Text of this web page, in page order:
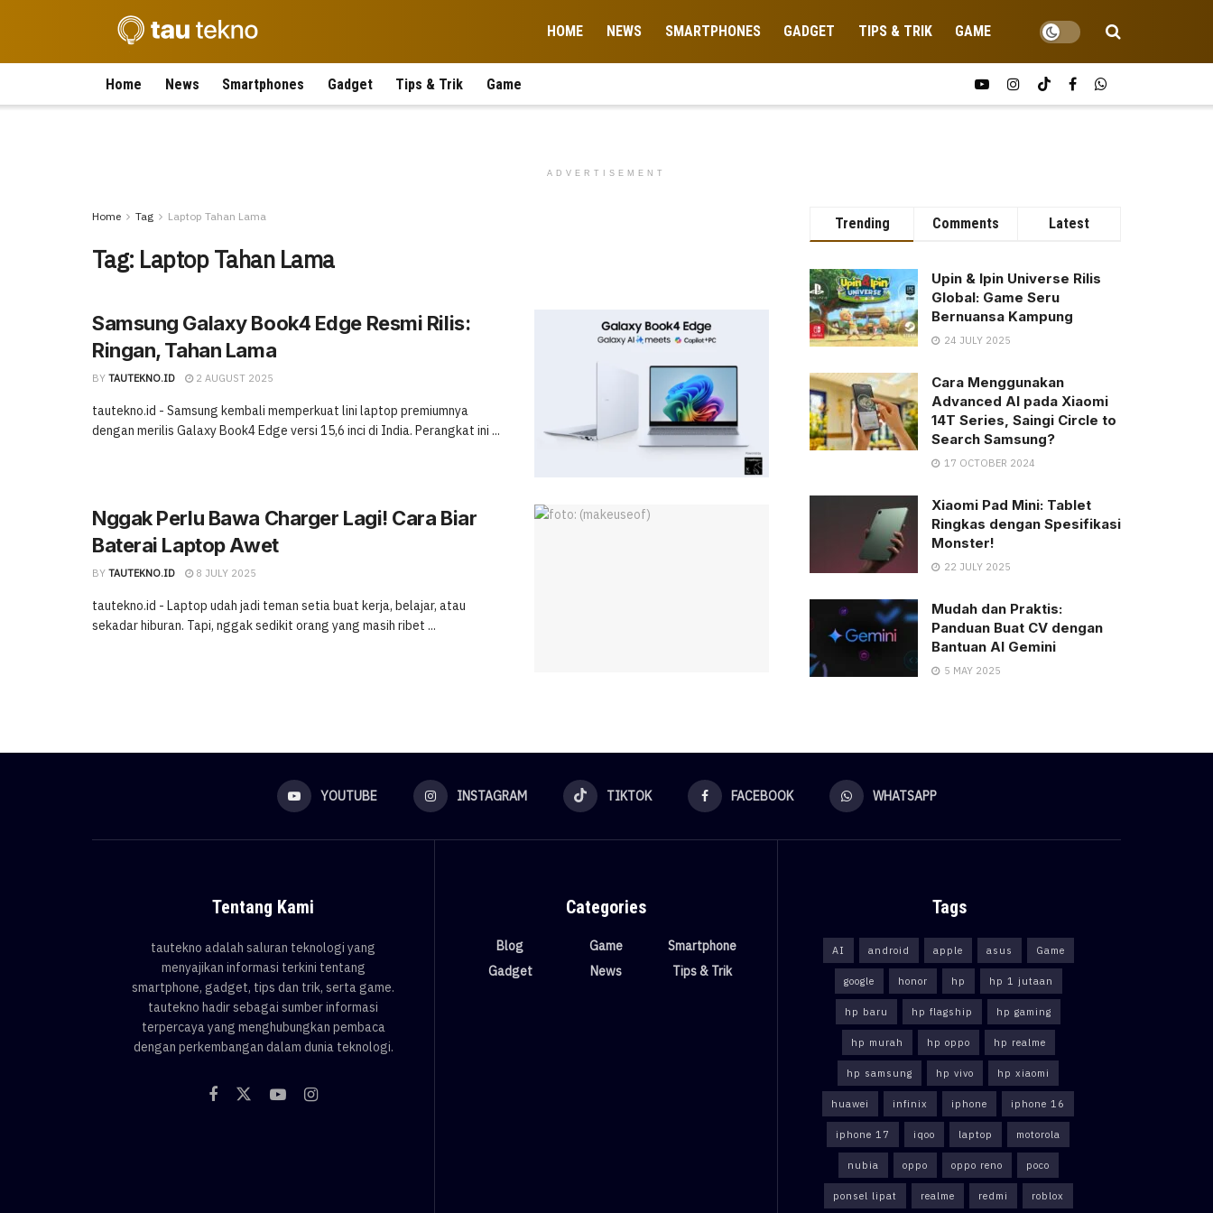
HOME NEWS SMARTPHONES GADGET TIPS & TRIK GAME
Home News Smartphones Gadget Tips & Trik Game
ADVERTISEMENT
Home Tag Laptop Tahan Lama
Tag: Laptop Tahan Lama
Samsung Galaxy Book4 Edge Resmi Rilis:
Ringan, Tahan Lama
BY TAUTEKNO.ID 2 AUGUST 2025
tautekno.id - Samsung kembali memperkuat lini laptop premiumnya
dengan merilis Galaxy Book4 Edge versi 15,6 inci di India. Perangkat ini ...
Nggak Perlu Bawa Charger Lagi! Cara Biar
Baterai Laptop Awet
BY TAUTEKNO.ID 8 JULY 2025
tautekno.id - Laptop udah jadi teman setia buat kerja, belajar, atau
sekadar hiburan. Tapi, nggak sedikit orang yang masih ribet ...
Trending Comments Latest
Upin & Ipin Universe Rilis
Global: Game Seru
Bernuansa Kampung
24 JULY 2025
Cara Menggunakan
Advanced AI pada Xiaomi
14T Series, Saingi Circle to
Search Samsung?
17 OCTOBER 2024
Xiaomi Pad Mini: Tablet
Ringkas dengan Spesifikasi
Monster!
22 JULY 2025
Mudah dan Praktis:
Panduan Buat CV dengan
Bantuan AI Gemini
5 MAY 2025
YOUTUBE INSTAGRAM TIKTOK FACEBOOK WHATSAPP
Tentang Kami
tautekno adalah saluran teknologi yang
menyajikan informasi terkini tentang
smartphone, gadget, tips dan trik, serta game.
tautekno hadir sebagai sumber informasi
terpercaya yang menghubungkan pembaca
dengan perkembangan dalam dunia teknologi.
Categories
Blog
Gadget
Game
News
Smartphone
Tips & Trik
Tags
AI android apple asus Game
google honor hp hp 1 jutaan
hp baru hp flagship hp gaming
hp murah hp oppo hp realme
hp samsung hp vivo hp xiaomi
huawei infinix iphone iphone 16
iphone 17 iqoo laptop motorola
nubia oppo oppo reno poco
ponsel lipat realme redmi roblox